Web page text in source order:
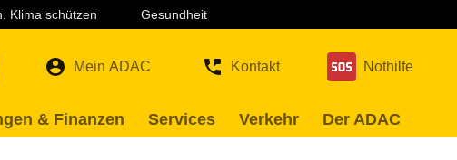
Klima schützen Gesundheit
Mein ADAC Kontakt Nothilfe
& Finanzen Services Verkehr Der ADAC